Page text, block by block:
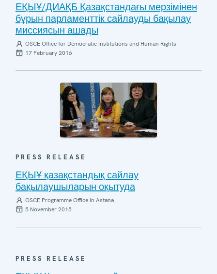
ЕҚЫҰ/ДИАҚБ Қазақстандағы мерзімінен
бұрын парламенттік сайлауды бақылау
миссиясын ашады
OSCE Office for Democratic Institutions and Human Rights
17 February 2016
PRESS RELEASE
ЕҚЫҰ қазақстандық сайлау
бақылаушыларын оқытуда
OSCE Programme Office in Astana
5 November 2015
PRESS RELEASE